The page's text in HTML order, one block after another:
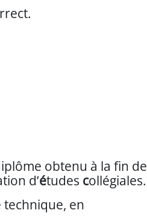
TA_glo_adequat_001.mp3
obtenu à la fin de
d’études collégiales.
en